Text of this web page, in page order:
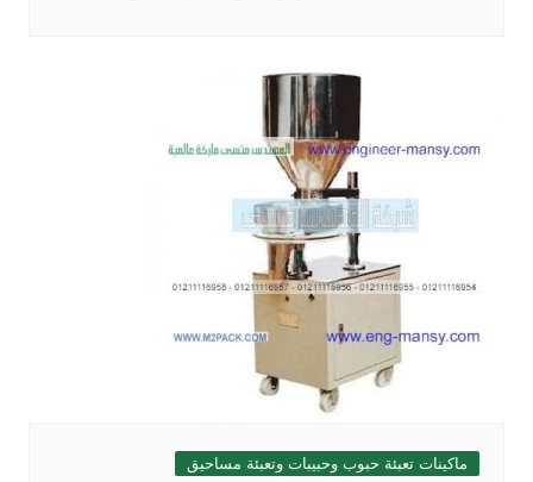
ماكينات تعبئة حبوب وحبيبات وتعبئة مساحيق